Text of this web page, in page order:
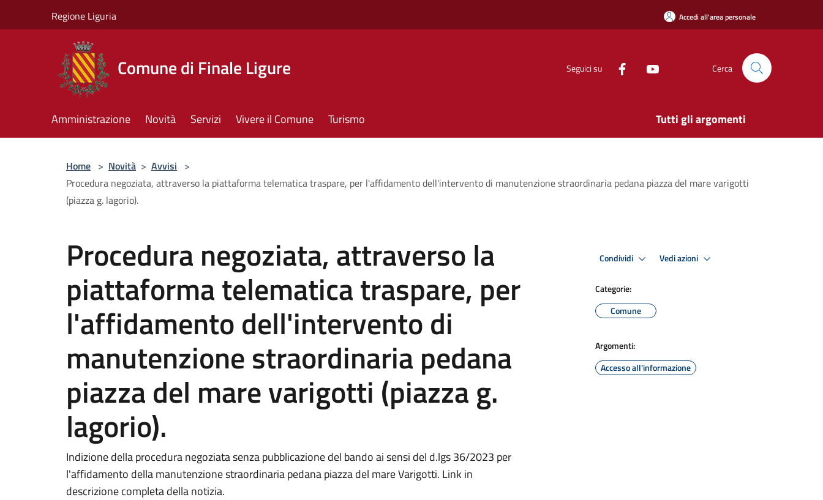
Regione Liguria Accedi all'area personale
Comune di Finale Ligure Seguici su Cerca
Amministrazione Novità Servizi Vivere il Comune Turismo Tutti gli argomenti
Home > Novità > Avvisi >
Procedura negoziata, attraverso la piattaforma telematica traspare, per l'affidamento dell'intervento di manutenzione straordinaria pedana piazza del mare varigotti
(piazza g. lagorio).
Procedura negoziata, attraverso la
piattaforma telematica traspare, per
l'affidamento dell'intervento di
manutenzione straordinaria pedana
piazza del mare varigotti (piazza g.
lagorio).
Indizione della procedura negoziata senza pubblicazione del bando ai sensi del d.lgs 36/2023 per
l'affidamento della manutenzione straordinaria pedana piazza del mare Varigotti. Link in
descrizione completa della notizia.
Condividi Vedi azioni
Categorie:
Comune
Argomenti:
Accesso all'informazione